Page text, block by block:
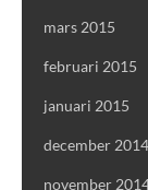
mars 2015
februari 2015
januari 2015
december 2014
november